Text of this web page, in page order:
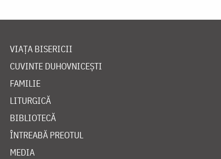
VIAȚA BISERICII
CUVINTE DUHOVNICEȘTI
FAMILIE
LITURGICĂ
BIBLIOTECĂ
ÎNTREABĂ PREOTUL
MEDIA